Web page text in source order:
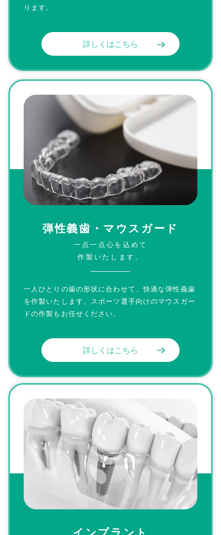
ります。
詳しくはこちら
弾性義歯・ マウスガード
一点一点心を込めて
作製いたします。
一人ひとりの歯の形状に合わせて、快適な弾性義歯
を作製いたします。スポーツ選手向けのマウスガー
ドの作製もお任せください。
詳しくはこちら
インプラント